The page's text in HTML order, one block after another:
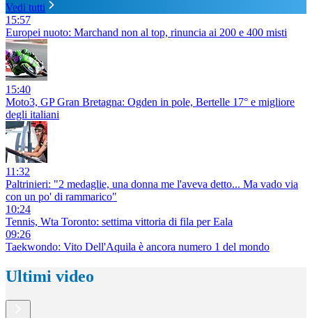
Vedi tutti
15:57
Europei nuoto: Marchand non al top, rinuncia ai 200 e 400 misti
15:40
Moto3, GP Gran Bretagna: Ogden in pole, Bertelle 17° e migliore
degli italiani
11:32
Paltrinieri: "2 medaglie, una donna me l'aveva detto... Ma vado via
con un po' di rammarico"
10:24
Tennis, Wta Toronto: settima vittoria di fila per Eala
09:26
Taekwondo: Vito Dell'Aquila è ancora numero 1 del mondo
Ultimi video